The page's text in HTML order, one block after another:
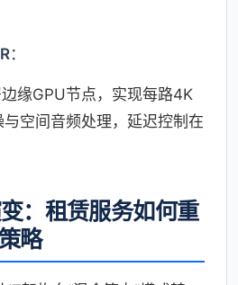
：
缘GPU节点，实现每路4K
空间音频处理，延迟控制在
：租赁服务如何重
略